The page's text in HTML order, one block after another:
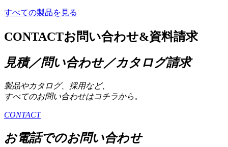
すべての製品を見る
CONTACTお問い合わせ&資料請求
見積／問い合わせ／カタログ請求
製品やカタログ、採用など、
すべてのお問い合わせはコチラから。
CONTACT
お電話でのお問い合わせ